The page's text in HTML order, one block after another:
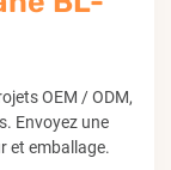
OEM / ODM,
Envoyez une
et emballage.